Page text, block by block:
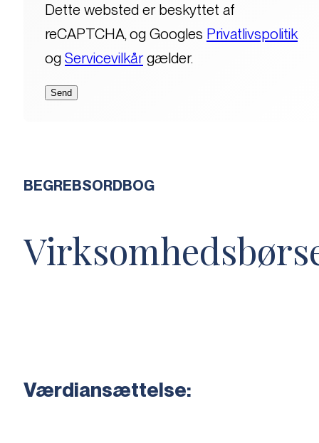
Dette websted er beskyttet af
reCAPTCHA, og Googles Privatlivspolitik
og Servicevilkårgælder.
BEGREBSORDBOG
Værdiansættelse: